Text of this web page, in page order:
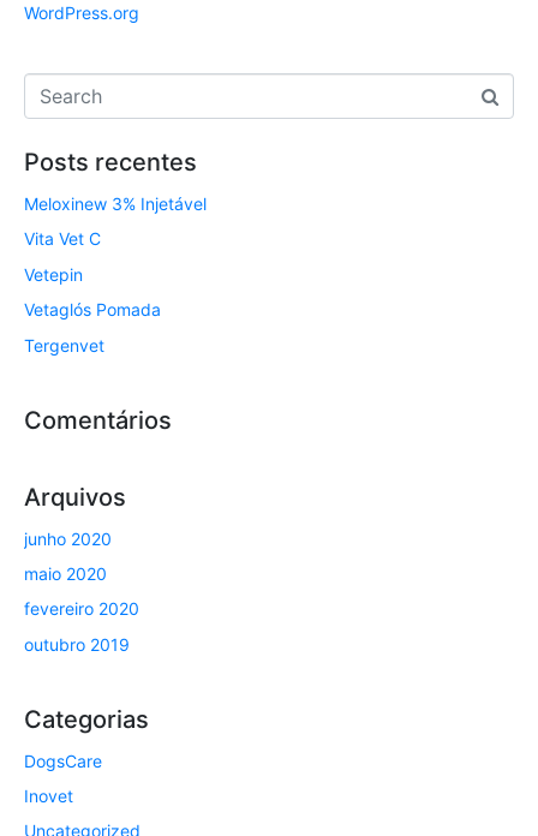
WordPress.org
Posts recentes
Meloxinew 3% Injetável
Vita Vet C
Vetepin
Vetaglós Pomada
Tergenvet
Comentários
Arquivos
junho 2020
maio 2020
fevereiro 2020
outubro 2019
Categorias
DogsCare
Inovet
Uncategorized